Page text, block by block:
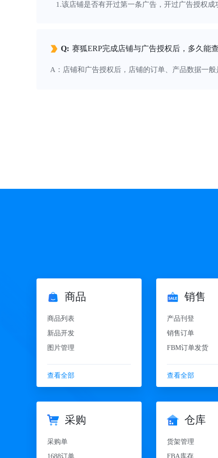
1.该店铺是否有开过第一条广告，开过广告授权成
Q: 赛狐ERP完成店铺与广告授权后，多久能
A：店铺和广告授权后，店铺的订单、产品数据一
商品
商品列表
新品开发
图片管理
查看全部
销售
产品刊登
销售订单
FBM订单发货
查看全部
采购
采购单
1688订单
仓库
货架管理
FBA库存